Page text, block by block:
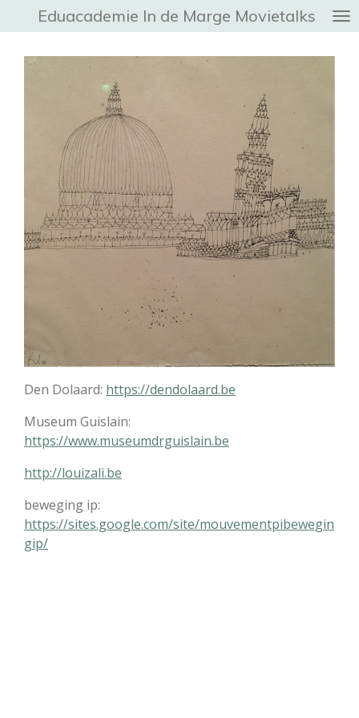
direct
naar
Eduacademie In de Marge Movietalks
Den Dolaard: https://dendolaard.be
Museum Guislain:
https://www.museumdrguislain.be
http://louizali.be
beweging ip:
https://sites.google.com/site/mouvementpibewegin
gip/